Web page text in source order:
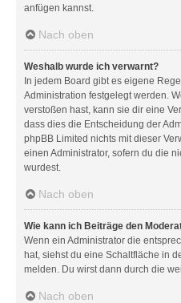
anfügen kannst.
Nach oben
Weshalb wurde ich verwarnt?
In jedem Board gibt es eigene
Administration festgelegt werden.
verstoßen hast, kann sie dir eine
dass dies die Entscheidung der
phpBB Limited nichts mit dieser
einen Administrator, sofern du die
wurdest.
Nach oben
Wie kann ich Beiträge den
Wenn ein Administrator die
hat, siehst du eine Schaltfläche in
melden. Du wirst dann durch die
Nach oben